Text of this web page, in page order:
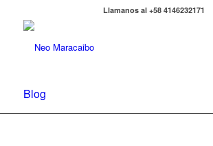
Llamanos al +58 4146232171
Blog